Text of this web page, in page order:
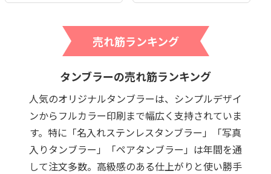
売れ筋ランキング
タンブラーの売れ筋ランキング
人気のオリジナルタンブラーは、シンプルデザイ
ンからフルカラー印刷まで幅広く支持されていま
す。特に「名入れステンレスタンブラー」「写真
入りタンブラー」「ペアタンブラー」は年間を通
して注文多数。高級感のある仕上がりと使い勝手